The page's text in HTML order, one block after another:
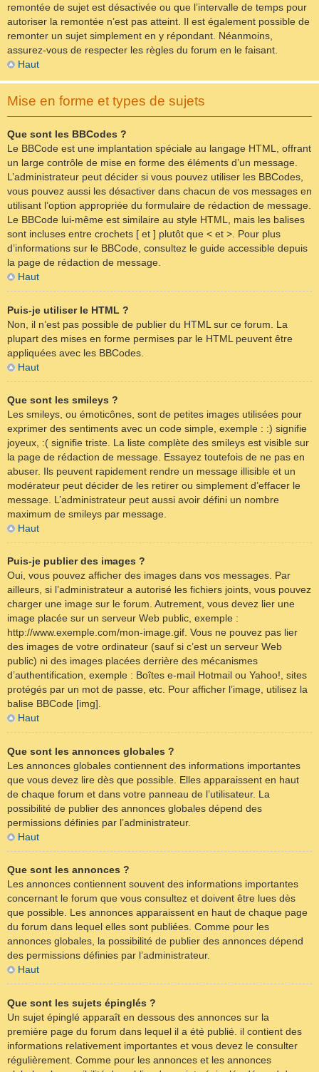
remontée de sujet est désactivée ou que l’intervalle de temps pour
autoriser la remontée n’est pas atteint. Il est également possible de
remonter un sujet simplement en y répondant. Néanmoins,
assurez-vous de respecter les règles du forum en le faisant.
Haut
Mise en forme et types de sujets
Que sont les BBCodes ?
Le BBCode est une implantation spéciale au langage HTML, offrant
un large contrôle de mise en forme des éléments d’un message.
L’administrateur peut décider si vous pouvez utiliser les BBCodes,
vous pouvez aussi les désactiver dans chacun de vos messages en
utilisant l’option appropriée du formulaire de rédaction de message.
Le BBCode lui-même est similaire au style HTML, mais les balises
sont incluses entre crochets [ et ] plutôt que < et >. Pour plus
d’informations sur le BBCode, consultez le guide accessible depuis
la page de rédaction de message.
Haut
Puis-je utiliser le HTML ?
Non, il n’est pas possible de publier du HTML sur ce forum. La
plupart des mises en forme permises par le HTML peuvent être
appliquées avec les BBCodes.
Haut
Que sont les smileys ?
Les smileys, ou émoticônes, sont de petites images utilisées pour
exprimer des sentiments avec un code simple, exemple : :) signifie
joyeux, :( signifie triste. La liste complète des smileys est visible sur
la page de rédaction de message. Essayez toutefois de ne pas en
abuser. Ils peuvent rapidement rendre un message illisible et un
modérateur peut décider de les retirer ou simplement d’effacer le
message. L’administrateur peut aussi avoir défini un nombre
maximum de smileys par message.
Haut
Puis-je publier des images ?
Oui, vous pouvez afficher des images dans vos messages. Par
ailleurs, si l’administrateur a autorisé les fichiers joints, vous pouvez
charger une image sur le forum. Autrement, vous devez lier une
image placée sur un serveur Web public, exemple :
http://www.exemple.com/mon-image.gif. Vous ne pouvez pas lier
des images de votre ordinateur (sauf si c’est un serveur Web
public) ni des images placées derrière des mécanismes
d’authentification, exemple : Boîtes e-mail Hotmail ou Yahoo!, sites
protégés par un mot de passe, etc. Pour afficher l’image, utilisez la
balise BBCode [img].
Haut
Que sont les annonces globales ?
Les annonces globales contiennent des informations importantes
que vous devez lire dès que possible. Elles apparaissent en haut
de chaque forum et dans votre panneau de l’utilisateur. La
possibilité de publier des annonces globales dépend des
permissions définies par l’administrateur.
Haut
Que sont les annonces ?
Les annonces contiennent souvent des informations importantes
concernant le forum que vous consultez et doivent être lues dès
que possible. Les annonces apparaissent en haut de chaque page
du forum dans lequel elles sont publiées. Comme pour les
annonces globales, la possibilité de publier des annonces dépend
des permissions définies par l’administrateur.
Haut
Que sont les sujets épinglés ?
Un sujet épinglé apparaît en dessous des annonces sur la
première page du forum dans lequel il a été publié. il contient des
informations relativement importantes et vous devez le consulter
régulièrement. Comme pour les annonces et les annonces